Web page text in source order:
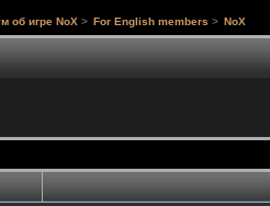
об игре NoX > For English members > NoX